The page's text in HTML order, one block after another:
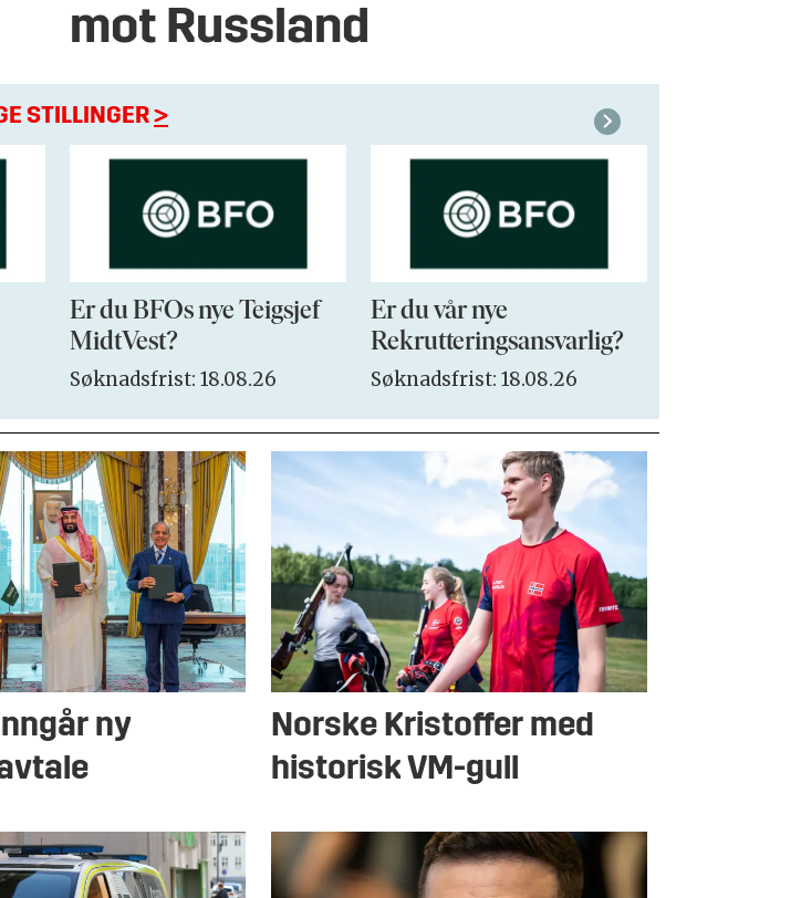
mot Russland
STILLINGER>
Er du BFOs nye Teigsjef
MidtVest?
Søknadsfrist: 18.08.26
Er du vår nye
Rekrutteringsansvarlig?
Søknadsfrist: 18.08.26
ny
Norske Kristoffer med
historisk VM-gull